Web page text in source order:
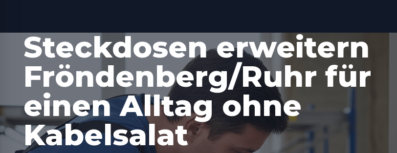
Steckdosen erweitern
Fröndenberg/Ruhr für
einen Alltag ohne
Kabelsalat